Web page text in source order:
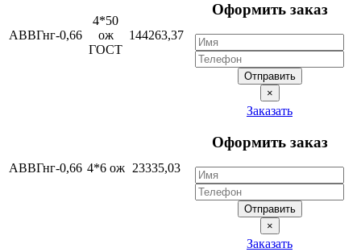
АВВГнг-0,66
4*50
ож
ГОСТ
144263,37
Оформить заказ
Отправить
×
АВВГнг-0,66 4*6 ож 23335,03
Заказать
Оформить заказ
Отправить
×
Заказать